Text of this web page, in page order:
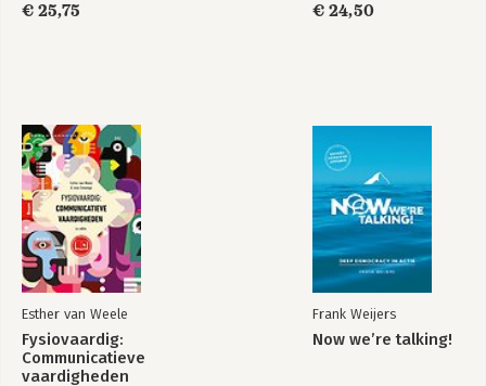
€ 25,75
€ 24,50
Esther van Weele
Fysiovaardig:
Communicatieve
vaardigheden
Frank Weijers
Now we’re talking!